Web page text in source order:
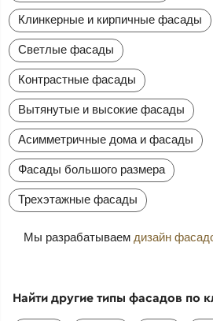
Клинкерные и кирпичные фасады
Светлые фасады
Контрастные фасады
Вытянутые и высокие фасады
Асимметричные дома и фасады
Фасады большого размера
Трехэтажные фасады
Мы разрабатываем дизайн
Найти другие типы фасадов по